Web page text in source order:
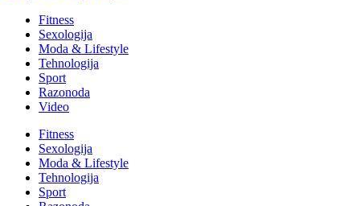
Fitness
Sexologija
Moda & Lifestyle
Tehnologija
Sport
Razonoda
Video
Fitness
Sexologija
Moda & Lifestyle
Tehnologija
Sport